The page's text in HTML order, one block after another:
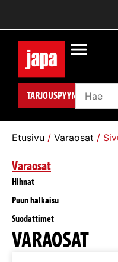
TARJOUSPYYNTÖ
Etusivu / Varaosat /
Varaosat
Hihnat
Puun halkaisu
Suodattimet
VARAOSAT